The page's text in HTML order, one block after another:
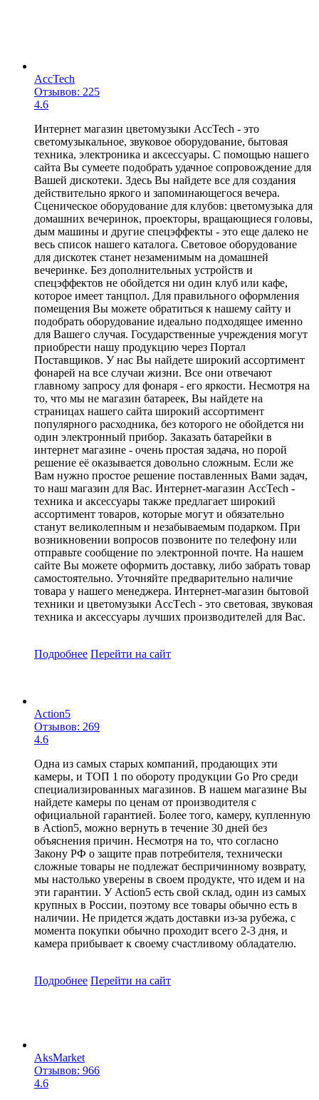
AccTech
Отзывов: 225
4.6
Интернет магазин цветомузыки AccTech - это
светомузыкальное, звуковое оборудование, бытовая
техника, электроника и аксессуары. С помощью нашего
сайта Вы сумеете подобрать удачное сопровождение для
Вашей дискотеки. Здесь Вы найдете все для создания
действительно яркого и запоминающегося вечера.
Сценическое оборудование для клубов: цветомузыка для
домашних вечеринок, проекторы, вращающиеся головы,
дым машины и другие спецэффекты - это еще далеко не
весь список нашего каталога. Световое оборудование
для дискотек станет незаменимым на домашней
вечеринке. Без дополнительных устройств и
спецэффектов не обойдется ни один клуб или кафе,
которое имеет танцпол. Для правильного оформления
помещения Вы можете обратиться к нашему сайту и
подобрать оборудование идеально подходящее именно
для Вашего случая. Государственные учреждения могут
приобрести нашу продукцию через Портал
Поставщиков. У нас Вы найдете широкий ассортимент
фонарей на все случаи жизни. Все они отвечают
главному запросу для фонаря - его яркости. Несмотря на
то, что мы не магазин батареек, Вы найдете на
страницах нашего сайта широкий ассортимент
популярного расходника, без которого не обойдется ни
один электронный прибор. Заказать батарейки в
интернет магазине - очень простая задача, но порой
решение её оказывается довольно сложным. Если же
Вам нужно простое решение поставленных Вами задач,
то наш магазин для Вас. Интернет-магазин AccTech -
техника и аксессуары также предлагает широкий
ассортимент товаров, которые могут и обязательно
станут великолепным и незабываемым подарком. При
возникновении вопросов позвоните по телефону или
отправьте сообщение по электронной почте. На нашем
сайте Вы можете оформить доставку, либо забрать товар
самостоятельно. Уточняйте предварительно наличие
товара у нашего менеджера. Интернет-магазин бытовой
техники и цветомузыки AccТech - это световая, звуковая
техника и аксессуары лучших производителей для Вас.
Подробнее Перейти на сайт
Action5
Отзывов: 269
4.6
Одна из самых старых компаний, продающих эти
камеры, и ТОП 1 по обороту продукции Go Pro среди
специализированных магазинов. В нашем магазине Вы
найдете камеры по ценам от производителя с
официальной гарантией. Более того, камеру, купленную
в Action5, можно вернуть в течение 30 дней без
объяснения причин. Несмотря на то, что согласно
Закону РФ о защите прав потребителя, технически
сложные товары не подлежат беспричинному возврату,
мы настолько уверены в своем продукте, что идем и на
эти гарантии. У Action5 есть свой склад, один из самых
крупных в России, поэтому все товары обычно есть в
наличии. Не придется ждать доставки из-за рубежа, с
момента покупки обычно проходит всего 2-3 дня, и
камера прибывает к своему счастливому обладателю.
Подробнее Перейти на сайт
AksMarket
Отзывов: 966
4.6